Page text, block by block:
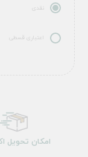
نقدی
اعتباری قسطی
امکان تحویل